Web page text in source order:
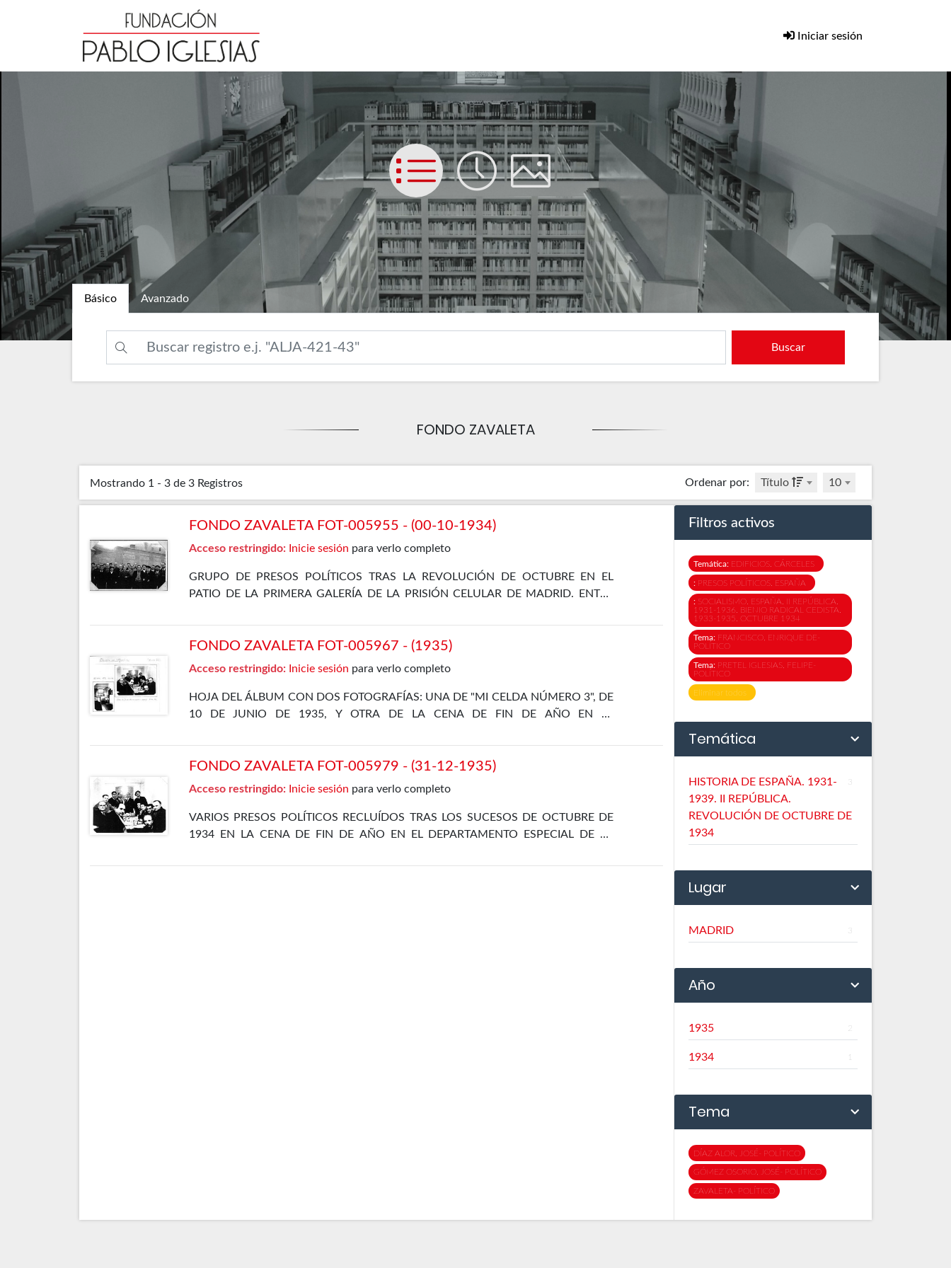
Iniciar sesión
List Time Picture
Básico Avanzado
Buscar
FONDO ZAVALETA
Mostrando 1 - 3 de 3 Registros Ordenar por: Título 10
FONDO ZAVALETA FOT-005955 - (00-10-1934)
Acceso restringido: Inicie sesión para verlo completo
GRUPO DE PRESOS POLÍTICOS TRAS LA REVOLUCIÓN DE OCTUBRE EN EL
PATIO DE LA PRIMERA GALERÍA DE LA PRISIÓN CELULAR DE MADRID. ENTRE
GÓMEZ OSORIO, PETREL Y JOSÉ DÍAZ ALOR
FONDO ZAVALETA FOT-005967 - (1935)
Acceso restringido: Inicie sesión para verlo completo
HOJA DEL ÁLBUM CON DOS FOTOGRAFÍAS: UNA DE "MI CELDA NÚMERO 3", DE
10 DE JUNIO DE 1935, Y OTRA DE LA CENA DE FIN DE AÑO EN EL
FONDO ZAVALETA FOT-005979 - (31-12-1935)
Acceso restringido: Inicie sesión para verlo completo
VARIOS PRESOS POLÍTICOS RECLUÍDOS TRAS LOS SUCESOS DE OCTUBRE DE
1934 EN LA CENA DE FIN DE AÑO EN EL DEPARTAMENTO ESPECIAL DE LA
Filtros activos
Temática: EDIFICIOS. CÁRCELES
: PRESOS POLÍTICOS. ESPAÑA
: SOCIALISMO. ESPAÑA. II REPÚBLICA.
1931-1936. BIENIO RADICAL CEDISTA.
1933-1935. OCTUBRE 1934
Tema: FRANCISCO, ENRIQUE DE-
POLÍTICO
Tema: PRETEL IGLESIAS, FELIPE-
POLÍTICO
Eliminar todos
Temática
3
HISTORIA DE ESPAÑA. 1931-
1939. II REPÚBLICA.
REVOLUCIÓN DE OCTUBRE DE
1934
Lugar
3
MADRID
Año
1935
1
1934
Tema
DÍAZ ALOR, JOSÉ- POLÍTICO
GÓMEZ OSORIO, JOSÉ- POLÍTICO
ZAVALETA- POLÍTICO